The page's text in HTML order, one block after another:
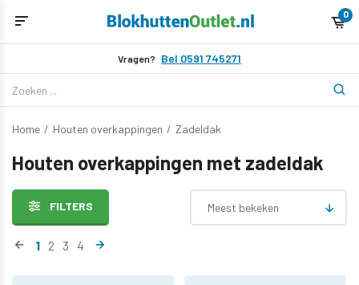
0
Vragen? Bel 0591 745271
Home / Houten overkappingen / Zadeldak
Houten overkappingen met zadeldak
FILTERS Meest bekeken
1 2 3 4